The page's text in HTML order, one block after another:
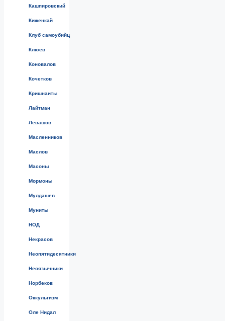
Кашпировский
Киженкай
Клуб самоубийц
Клюев
Коновалов
Кочетков
Кришнаиты
Лайтман
Левашов
Масленников
Маслов
Масоны
Мормоны
Мулдашев
Муниты
НОД
Некрасов
Неопятидесятники
Неоязычники
Норбеков
Оккультизм
Оле Нидал